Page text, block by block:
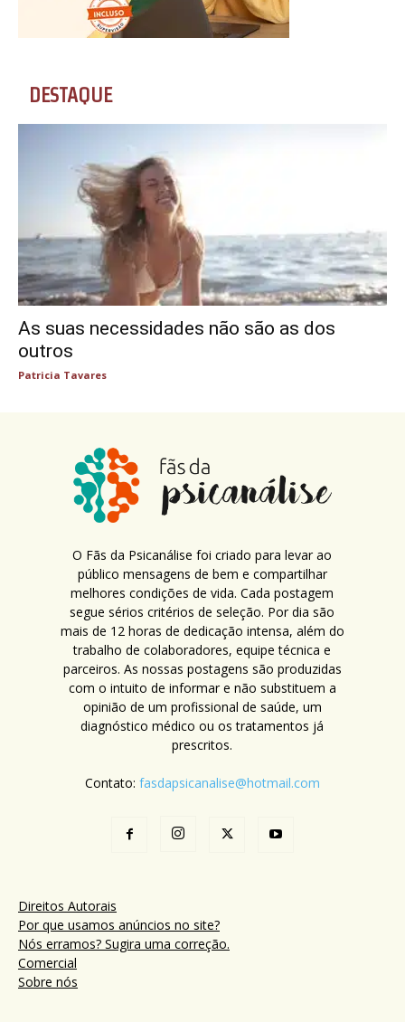
DESTAQUE
As suas necessidades não são as dos
outros
Patricia Tavares
O Fãs da Psicanálise foi criado para levar ao
público mensagens de bem e compartilhar
melhores condições de vida. Cada postagem
segue sérios critérios de seleção. Por dia são
mais de 12 horas de dedicação intensa, além do
trabalho de colaboradores, equipe técnica e
parceiros. As nossas postagens são produzidas
com o intuito de informar e não substituem a
opinião de um profissional de saúde, um
diagnóstico médico ou os tratamentos já
prescritos.
Contato: fasdapsicanalise@hotmail.com
Direitos Autorais
Por que usamos anúncios no site?
Nós erramos? Sugira uma correção.
Comercial
Sobre nós